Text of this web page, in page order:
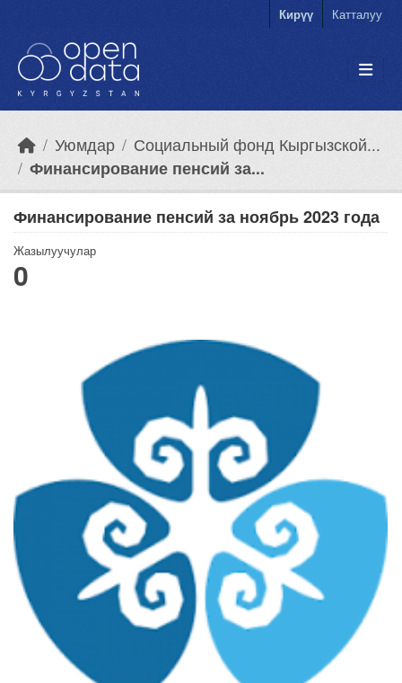
Кирүү Катталуу
Уюмдар
Социальный фонд Кыргызской...
Финансирование пенсий за...
Финансирование пенсий за ноябрь 2023 года
Жазылуучулар
0